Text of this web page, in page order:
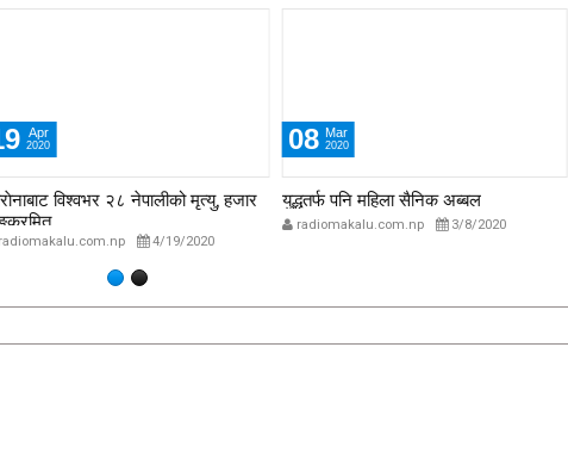
Apr
2020
विश्वभर २८ नेपालीको मृत्यु, हजार
radiomakalu.com.np 4/19/2020
08 Mar
2020
युद्धतर्फ पनि महिला सैनिक अब्बल
radiomakalu.com.np 3/8/2020
विप्लव चुनौति, के
गर्छ अब सरकार ?
2/21/2018
‘कम्युनिस्टको खोल ओढेका
पुराना पार्टीहरु चक्रपथमा